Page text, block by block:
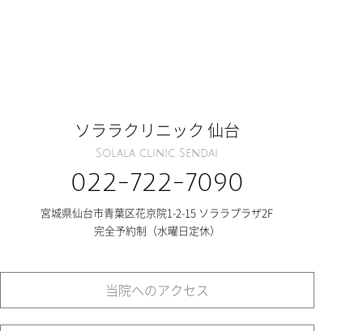
ソララクリニック 仙台
Solala clinic Sendai
022-722-7090
宮城県仙台市青葉区花京院1-2-15 ソララプラザ2F
完全予約制（水曜日定休）
当院へのアクセス